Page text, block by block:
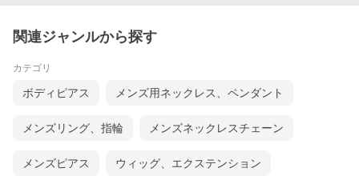
関連ジャンルから探す
カテゴリ
ボディピアス メンズ用ネックレス、ペンダント
メンズリング、指輪 メンズネックレスチェーン
メンズピアス ウィッグ、エクステンション